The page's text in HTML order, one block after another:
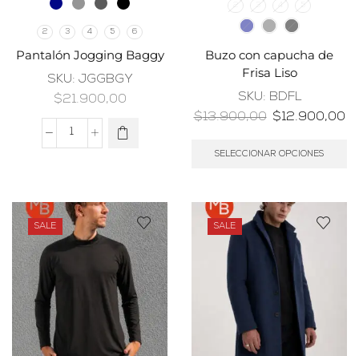
2 3 4 5 6
Pantalón Jogging Baggy
SKU: JGGBGY
$21.900,00
2 3 4 5
Buzo con capucha de
Frisa Liso
SKU: BDFL
$13.900,00 $12.900,00
SELECCIONAR OPCIONES
SALE SALE